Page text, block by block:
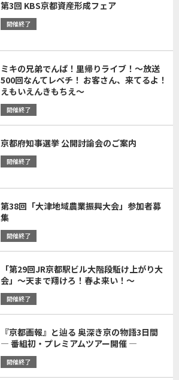
第3回 KBS京都資産形成フェア
開催終了
ミキの兄弟でんぱ！里帰りライブ！～放送
500回なんてレベチ！ お客さん、来てるよ！
えもいえんきもちえ～
開催終了
京都府知事選挙 公開討論会のご案内
開催終了
第38回「大津地域農業振興大会」参加者募
集
開催終了
「第29回JR京都駅ビル大階段駈け上がり大
会」～天まで翔けろ！春よ来い！～
開催終了
『京都画報』と辿る 奥深き京の物語3日間
― 番組初・プレミアムツアー開催 ―
開催終了